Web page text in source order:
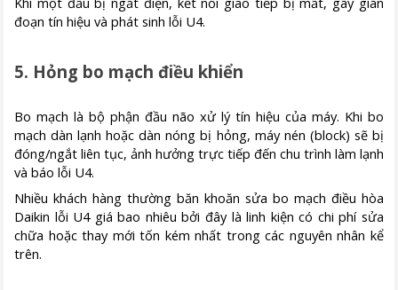
đoạn tín hiệu và phát sinh lỗi U4.
5. Hỏng bo mạch điều khiển
Bo mạch là bộ phận đầu não xử lý tín hiệu của máy. Khi bo
mạch dàn lạnh hoặc dàn nóng bị hỏng, máy nén (block) sẽ bị
đóng/ngắt liên tục, ảnh hưởng trực tiếp đến chu trình làm lạnh
và báo lỗi U4.
Nhiều khách hàng thường băn khoăn sửa bo mạch điều hòa
Daikin lỗi U4 giá bao nhiêu bởi đây là linh kiện có chi phí sửa
chữa hoặc thay mới tốn kém nhất trong các nguyên nhân kể
trên.